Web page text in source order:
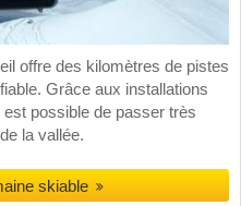
offre des kilomètres de pistes
Grâce aux installations
possible de passer très
la vallée.
skiable